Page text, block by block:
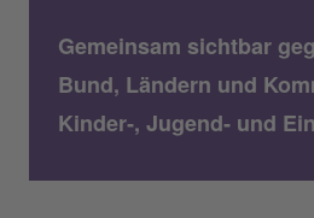
Gemeinsam sichtbar
Bund, Ländern und
Kinder‑, Jugend‑ und